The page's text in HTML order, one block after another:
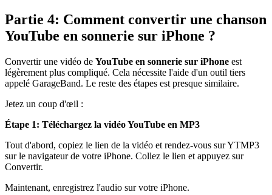
Partie 4: Comment convertir une chanson
YouTube en sonnerie sur iPhone ?
Convertir une vidéo de YouTube en sonnerie sur iPhone est
légèrement plus compliqué. Cela nécessite l'aide d'un outil tiers
appelé GarageBand. Le reste des étapes est presque similaire.
Jetez un coup d'œil :
Étape 1: Téléchargez la vidéo YouTube en MP3
Tout d'abord, copiez le lien de la vidéo et rendez-vous sur YTMP3
sur le navigateur de votre iPhone. Collez le lien et appuyez sur
Convertir.
Maintenant, enregistrez l'audio sur votre iPhone.